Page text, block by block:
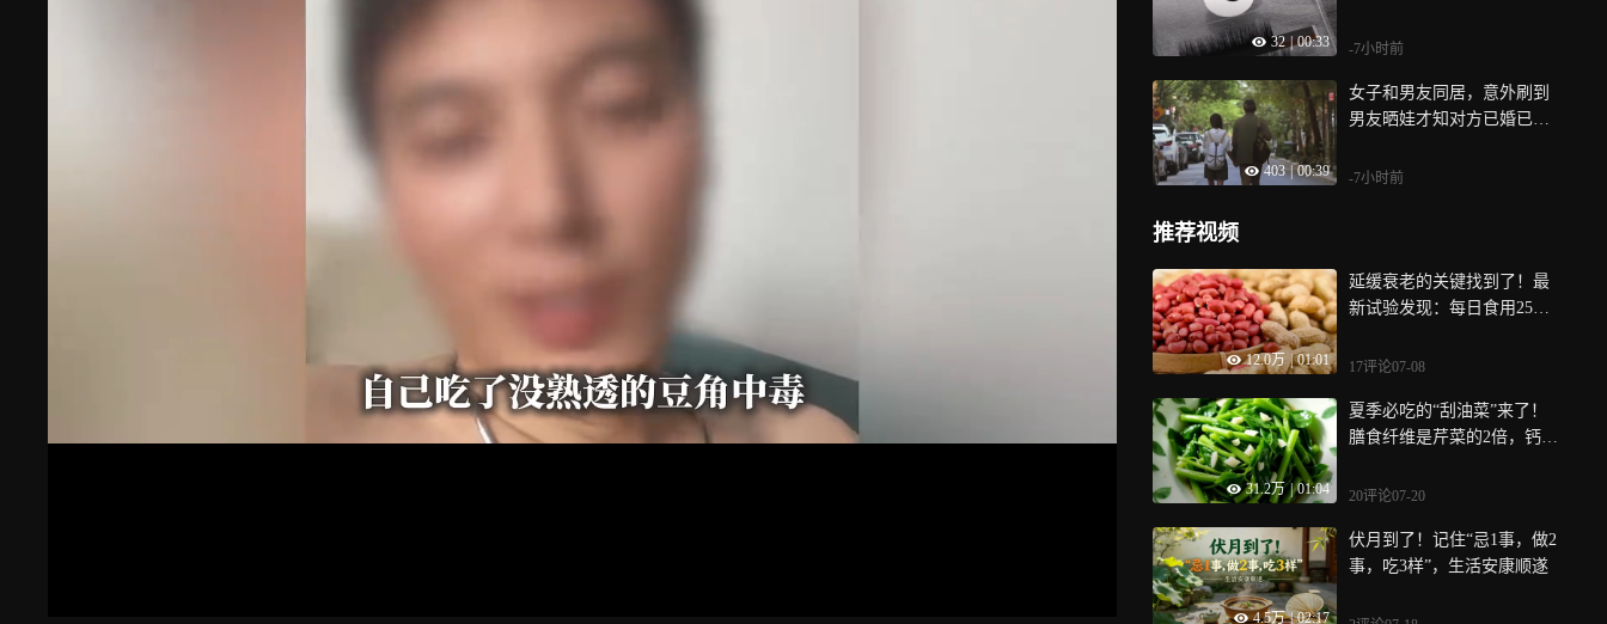
32 00:33 -7小时前
403 00:39
女子和男友同居，意外刷到
男友晒娃才知对方已婚已
-7小时前
推荐视频
12.0万 | 01:01
延缓衰老的关键找到了！最
新试验发现：每日食用25克
粒缩短
17评论07-08
31.2万 | 01:04
夏季必吃的“刮油菜”来了！
膳食纤维是芹菜的2倍，钙含
要慎吃
20评论07-20
4.5万 | 02:17
伏月到了！记住“忌1事，做2
事，吃3样”，生活安康顺遂